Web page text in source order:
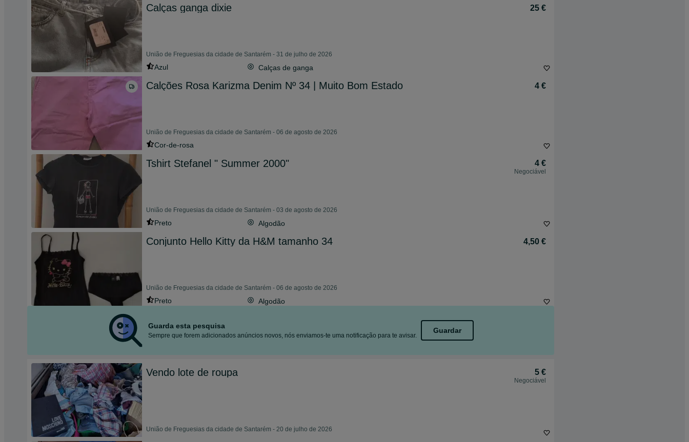
Calças ganga dixie 25 €
União de Freguesias da cidade de Santarém - 31 de julho de 2026
Azul Calças de ganga
Calções Rosa Karizma Denim Nº 34 | Muito Bom Estado 4 €
União de Freguesias da cidade de Santarém - 06 de agosto de 2026
Cor-de-rosa
Tshirt Stefanel " Summer 2000" 4 €
Negociável
União de Freguesias da cidade de Santarém - 03 de agosto de 2026
Preto Algodão
Conjunto Hello Kitty da H&M tamanho 34 4,50 €
União de Freguesias da cidade de Santarém - 06 de agosto de 2026
Preto Algodão
Guarda esta pesquisa
Sempre que forem adicionados anúncios novos, nós enviamos-te uma notificação para te avisar.
Guardar
Vendo lote de roupa 5 €
Negociável
União de Freguesias da cidade de Santarém - 20 de julho de 2026